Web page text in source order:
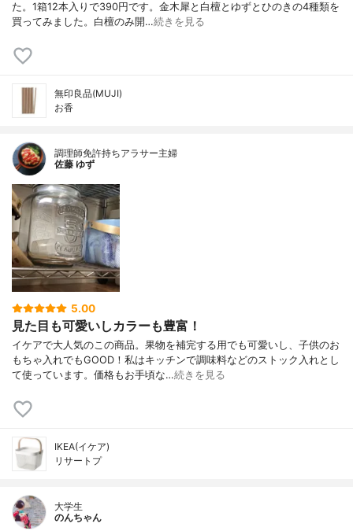
た。1箱12本入りで390円です。金木犀と白檀とゆずとひのきの4種類を
買ってみました。白檀のみ開…続きを見る
無印良品(MUJI)
お香
調理師免許持ちアラサー主婦
佐藤 ゆず
5.00
見た目も可愛いしカラーも豊富！
イケアで大人気のこの商品。果物を補完する用でも可愛いし、子供のお
もちゃ入れでもGOOD！私はキッチンで調味料などのストック入れとし
て使っています。価格もお手頃な…続きを見る
IKEA(イケア)
リサートプ
大学生
のんちゃん